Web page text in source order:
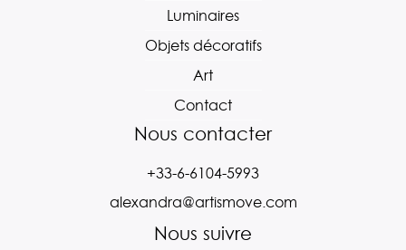
Luminaires
Objets décoratifs
Art
Contact
Nous contacter
+33-6-6104-5993
alexandra@artismove.com
Nous suivre